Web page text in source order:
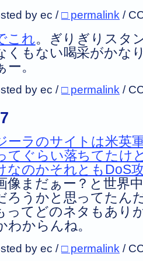
by ec /□ permalink /
これ。ぎりぎりスタ
くもない喝采がかな
。
by ec /□ permalink /
ーラのサイトは米英
てぐらい落ちてたけ
なのかそれともDoS
像まだぁー？と世界
ろうかと思ってたん
ってどのネタもあり
わからんね。
by ec /□ permalink /